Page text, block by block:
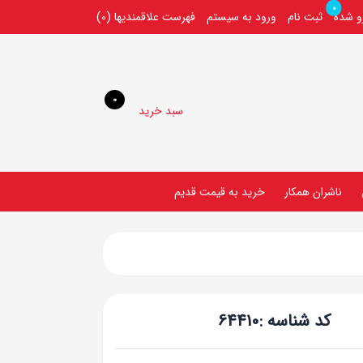
شده
0
ثبت نام ورود به سیستم فهرست علاقمندیها (0)
سبد خرید
0
ناشران همکار خريد به قيمت قديم
کد شناسه :64410